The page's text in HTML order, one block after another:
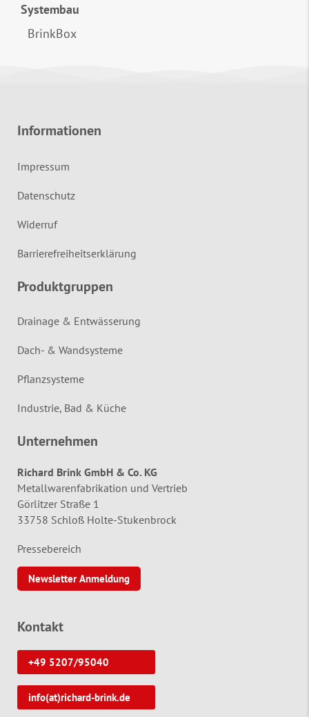
Systembau
BrinkBox
Informationen
Impressum
Datenschutz
Widerruf
Barrierefreiheitserklärung
Produktgruppen
Drainage & Entwässerung
Dach- & Wandsysteme
Pflanzsysteme
Industrie, Bad & Küche
Unternehmen
Richard Brink GmbH & Co. KG
Metallwarenfabrikation und Vertrieb
Görlitzer Straße 1
33758 Schloß Holte-Stukenbrock
Pressebereich
Newsletter Anmeldung
Kontakt
+49 5207/95040
info(at)richard-brink.de